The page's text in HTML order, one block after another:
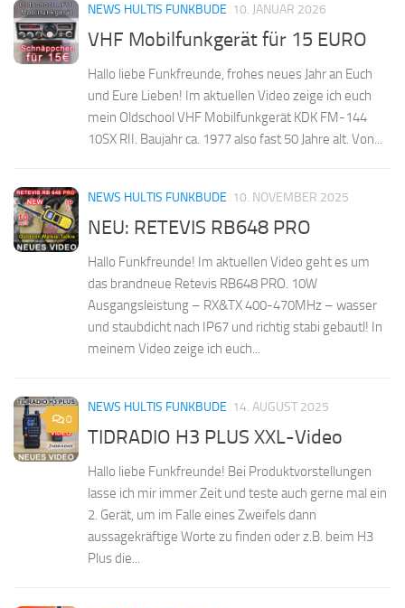
NEWS HULTIS FUNKBUDE 10. JANUAR 2026
VHF Mobilfunkgerät für 15 EURO
Hallo liebe Funkfreunde, frohes neues Jahr an Euch
und Eure Lieben! Im aktuellen Video zeige ich euch
mein Oldschool VHF Mobilfunkgerät KDK FM-144
10SX RII. Baujahr ca. 1977 also fast 50 Jahre alt. Von...
NEWS HULTIS FUNKBUDE 10. NOVEMBER 2025
NEU: RETEVIS RB648 PRO
Hallo Funkfreunde! Im aktuellen Video geht es um
das brandneue Retevis RB648 PRO. 10W
Ausgangsleistung – RX&TX 400-470MHz – wasser
und staubdicht nach IP67 und richtig stabi gebautl! In
meinem Video zeige ich euch...
0
NEWS HULTIS FUNKBUDE 14. AUGUST 2025
TIDRADIO H3 PLUS XXL-Video
Hallo liebe Funkfreunde! Bei Produktvorstellungen
lasse ich mir immer Zeit und teste auch gerne mal ein
2. Gerät, um im Falle eines Zweifels dann
aussagekräftige Worte zu finden oder z.B. beim H3
Plus die...